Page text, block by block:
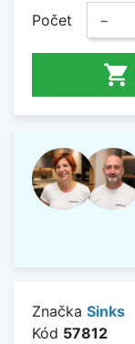
Počet −

Značka Sinks
Kód 57812